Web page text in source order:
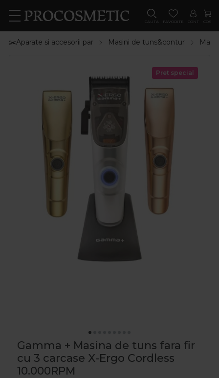
CAUTA FAVORITE CONT COS
✂️Aparate si accesorii par Masini de tuns&contur
Pret special
Gamma + Masina de tuns fara fir
cu 3 carcase X-Ergo Cordless
10.000RPM